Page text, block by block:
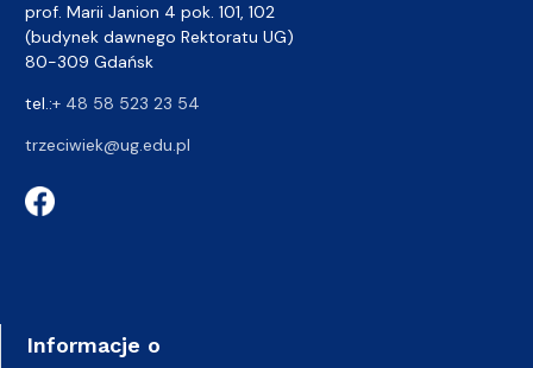
prof. Marii Janion 4 pok. 101, 102
(budynek dawnego Rektoratu UG)
80-309 Gdańsk
tel.:+ 48 58 523 23 54
trzeciwiek@ug.edu.pl
Informacje o